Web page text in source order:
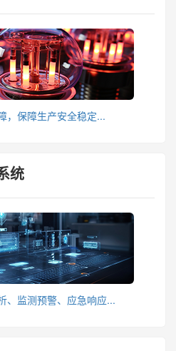
，保障生产安全稳定...
统
、监测预警、应急响应...